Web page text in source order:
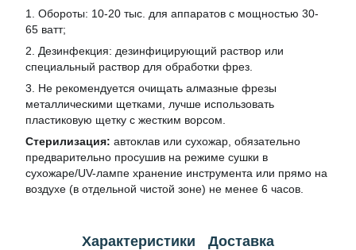
1. Обороты: 10-20 тыс. для аппаратов с мощностью 30-
65 ватт;
2. Дезинфекция: дезинфицирующий раствор или
специальный раствор для обработки фрез.
3. Не рекомендуется очищать алмазные фрезы
металлическими щетками, лучше использовать
пластиковую щетку с жестким ворсом.
Стерилизация: автоклав или сухожар, обязательно
предварительно просушив на режиме сушки в
сухожаре/UV-лампе хранение инструмента или прямо на
воздухе (в отдельной чистой зоне) не менее 6 часов.
Характеристики Доставка